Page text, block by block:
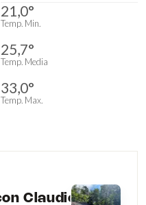
21,0°
Temp. Min.
25,7°
Temp. Media
33,0°
Temp. Max.